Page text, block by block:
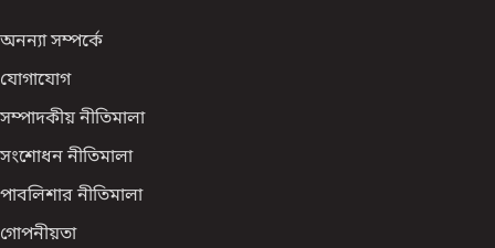
অনন্যা সম্পর্কে
যোগাযোগ
সম্পাদকীয় নীতিমালা
সংশোধন নীতিমালা
পাবলিশার নীতিমালা
গোপনীয়তা